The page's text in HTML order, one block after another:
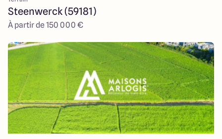
Steenwerck (59181)
À partir de 150 000 €